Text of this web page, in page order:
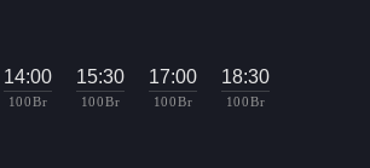
14:00
100 Br
15:30
100 Br
17:00
100 Br
18:30
100 Br